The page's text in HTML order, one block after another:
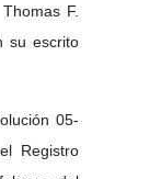
F.
su escrito
05-
Registro